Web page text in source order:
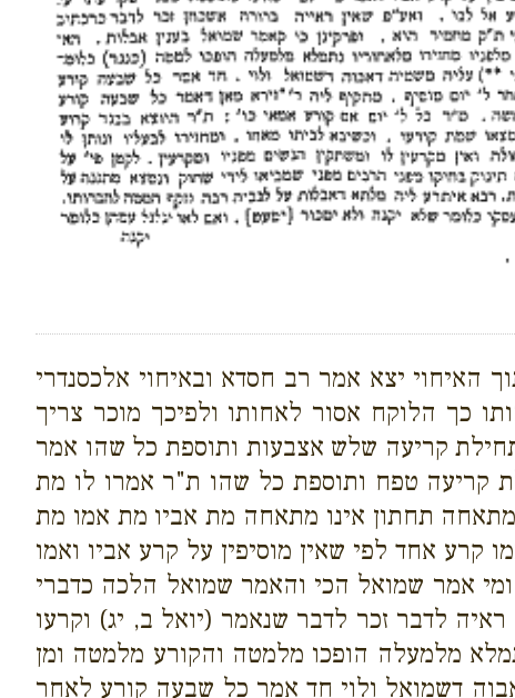
יצא אמר רב חסדא ובאיחוי אלכסנדרי
כך הלוקח אסור לאחותו ולפיכך מוכר צריך
קריעה שלש אצבעות ותוספת כל שהו אמר
קריעה טפח ותוספת כל שהו ת"ר אמרו לו מת
מתאחה תחתון אינו מתאחה מת אביו מת אמו מת
קרע אחד לפי שאין מוסיפין על קרע אביו ואמו
אמר שמואל הכי והאמר שמואל הלכה כדברי
לדבר זכר לדבר שנאמר (יואל ב, יג) וקרעו
מלמעלה הופכו מלמטה והקורע מלמטה ומן
דשמואל ולוי חד אמר כל שבעה קורע לאחר